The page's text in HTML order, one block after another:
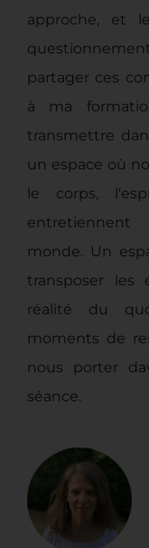
approche, et
partager ces
à ma
transmettre
un espace où
le corps,
monde. Un
transposer les
réalité du
moments de
nous porter
séance.